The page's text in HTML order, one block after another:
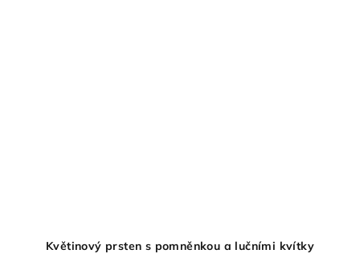
Květinový prsten s pomněnkou a lučními kvítky